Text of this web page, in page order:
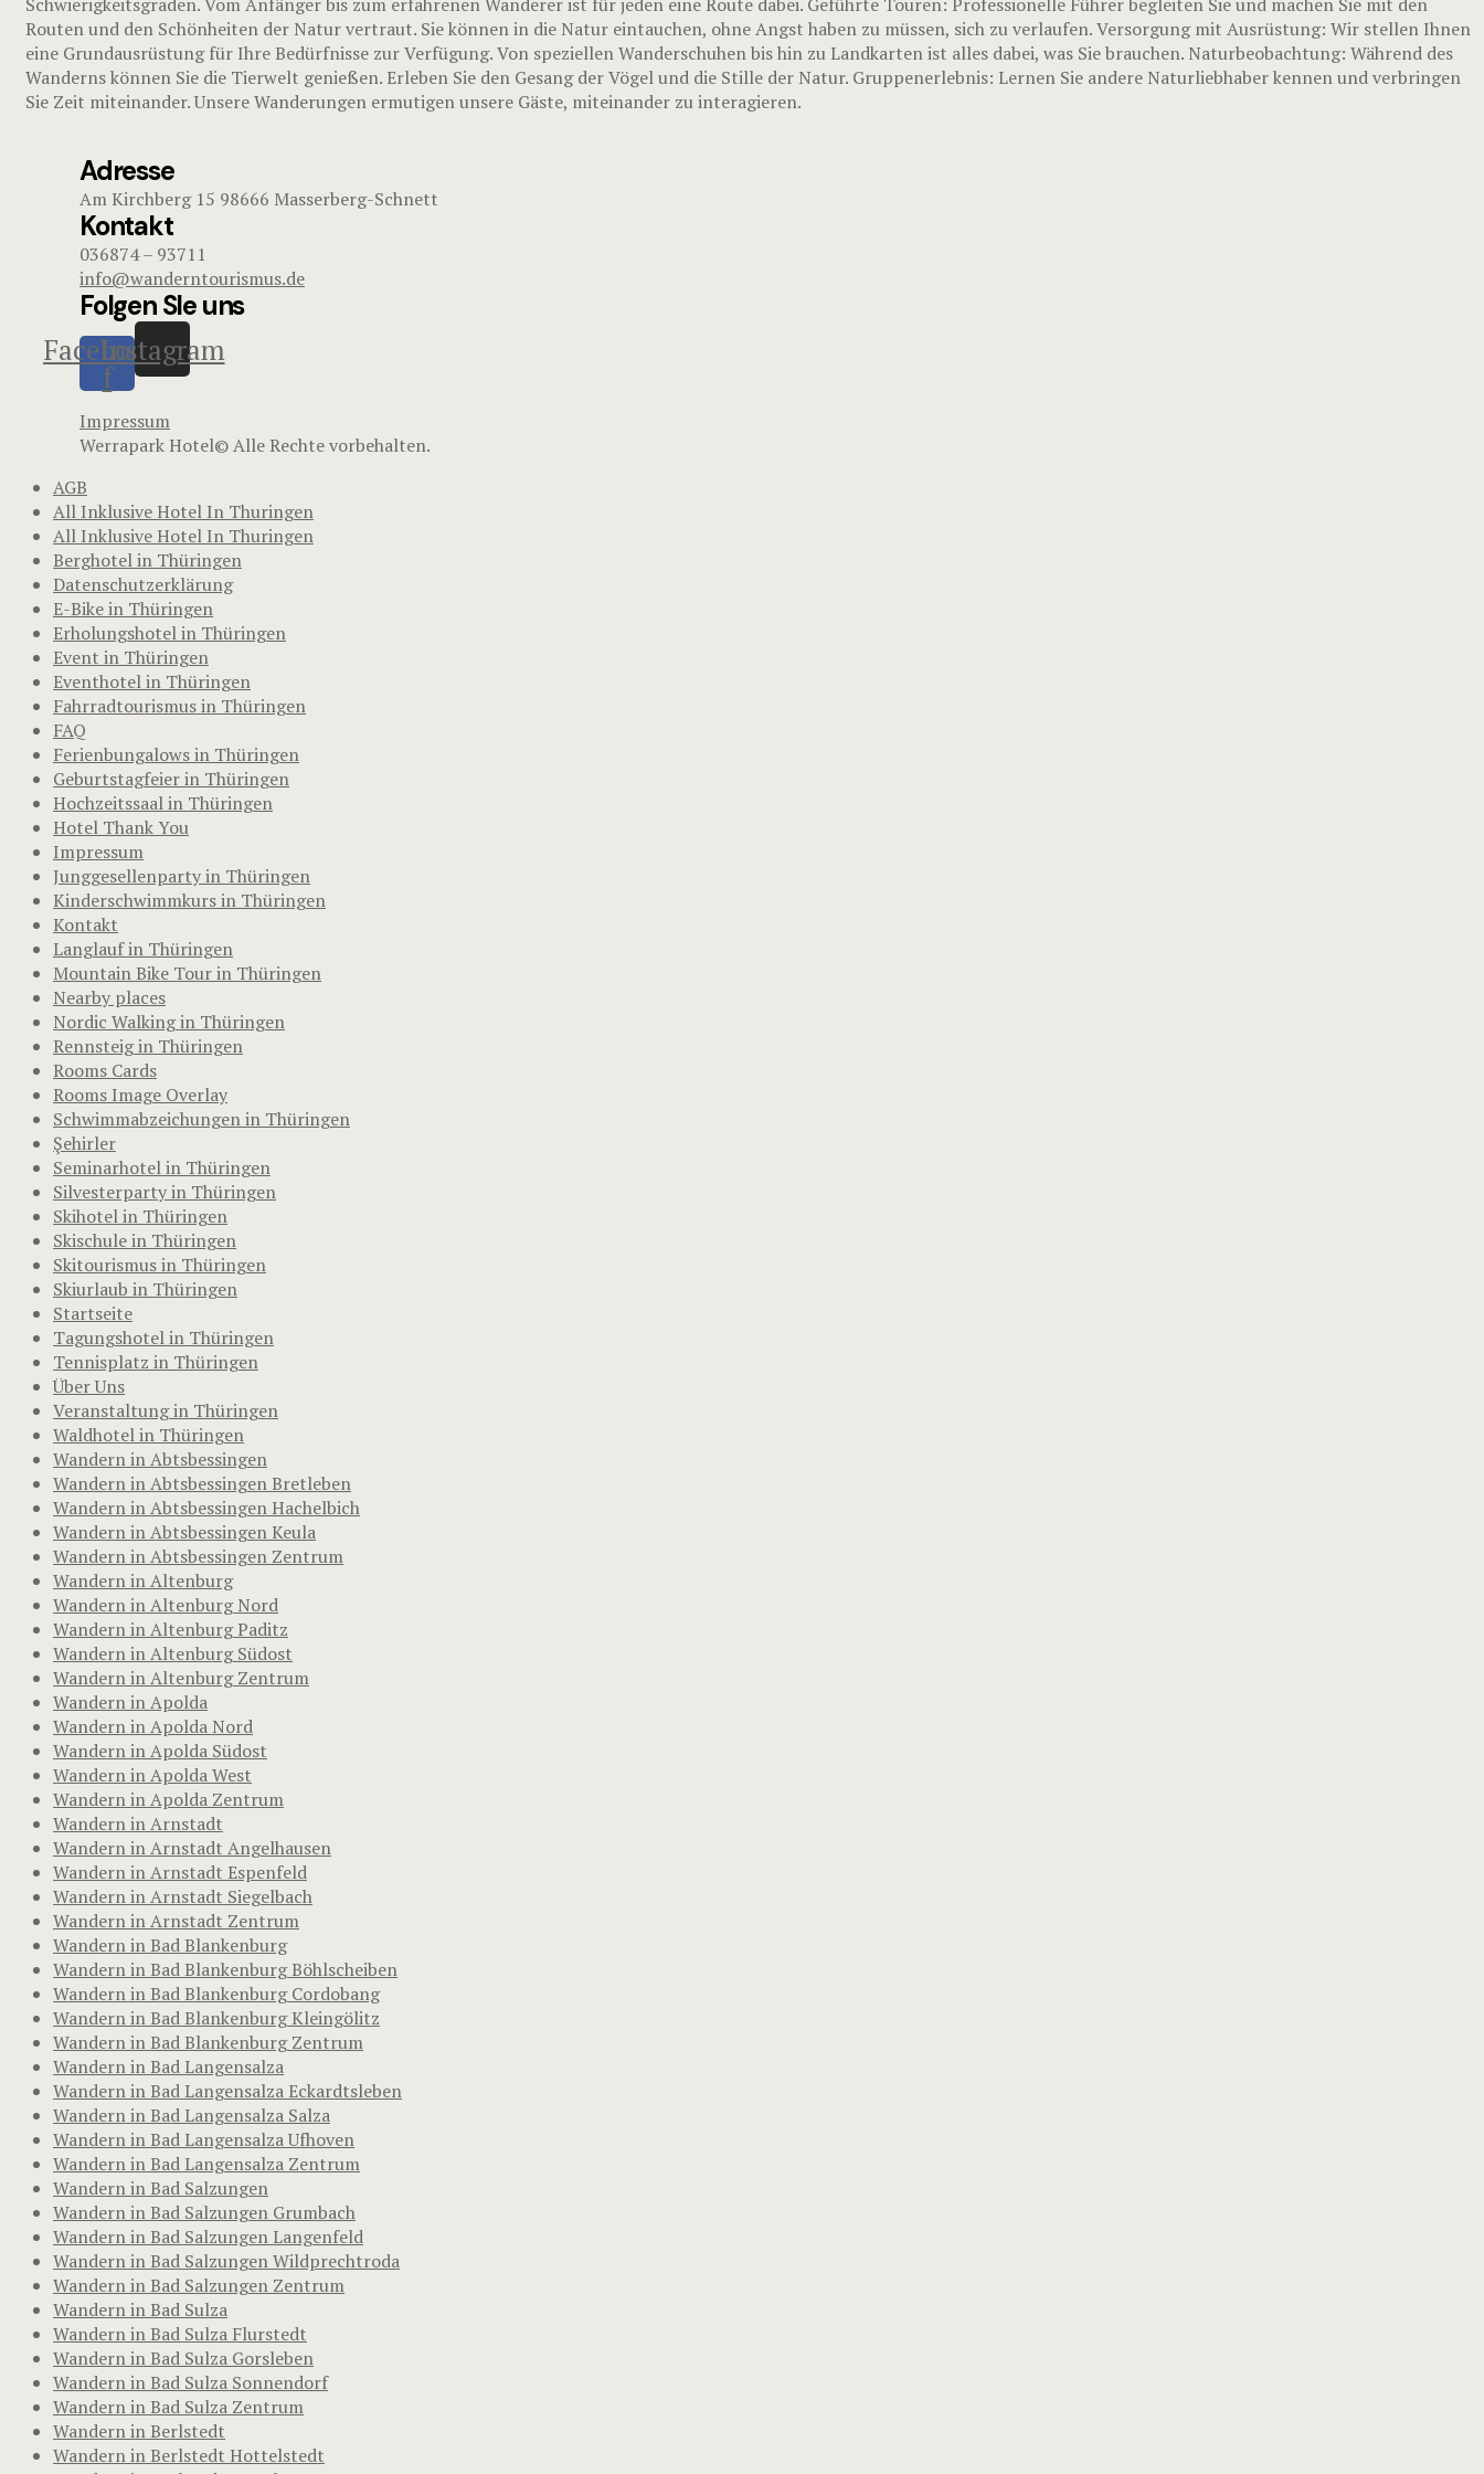
Routen und den Schönheiten der Natur vertraut. Sie können in die Natur eintauchen, ohne Angst haben zu müssen, sich zu verlaufen. Versorgung mit Ausrüstung: Wir stellen Ihnen
eine Grundausrüstung für Ihre Bedürfnisse zur Verfügung. Von speziellen Wanderschuhen bis hin zu Landkarten ist alles dabei, was Sie brauchen. Naturbeobachtung: Während des
Wanderns können Sie die Tierwelt genießen. Erleben Sie den Gesang der Vögel und die Stille der Natur. Gruppenerlebnis: Lernen Sie andere Naturliebhaber kennen und verbringen
Sie Zeit miteinander. Unsere Wanderungen ermutigen unsere Gäste, miteinander zu interagieren.
Adresse
Am Kirchberg 15 98666 Masserberg-Schnett
Kontakt
036874 – 93711
info@wanderntourismus.de
Folgen SIe uns
Facebook-
f
Instagram
Impressum
Werrapark Hotel© Alle Rechte vorbehalten.
AGB
All Inklusive Hotel In Thuringen
All Inklusive Hotel In Thuringen
Berghotel in Thüringen
Datenschutzerklärung
E-Bike in Thüringen
Erholungshotel in Thüringen
Event in Thüringen
Eventhotel in Thüringen
Fahrradtourismus in Thüringen
FAQ
Ferienbungalows in Thüringen
Geburtstagfeier in Thüringen
Hochzeitssaal in Thüringen
Hotel Thank You
Impressum
Junggesellenparty in Thüringen
Kinderschwimmkurs in Thüringen
Kontakt
Langlauf in Thüringen
Mountain Bike Tour in Thüringen
Nearby places
Nordic Walking in Thüringen
Rennsteig in Thüringen
Rooms Cards
Rooms Image Overlay
Schwimmabzeichungen in Thüringen
Şehirler
Seminarhotel in Thüringen
Silvesterparty in Thüringen
Skihotel in Thüringen
Skischule in Thüringen
Skitourismus in Thüringen
Skiurlaub in Thüringen
Startseite
Tagungshotel in Thüringen
Tennisplatz in Thüringen
Über Uns
Veranstaltung in Thüringen
Waldhotel in Thüringen
Wandern in Abtsbessingen
Wandern in Abtsbessingen Bretleben
Wandern in Abtsbessingen Hachelbich
Wandern in Abtsbessingen Keula
Wandern in Abtsbessingen Zentrum
Wandern in Altenburg
Wandern in Altenburg Nord
Wandern in Altenburg Paditz
Wandern in Altenburg Südost
Wandern in Altenburg Zentrum
Wandern in Apolda
Wandern in Apolda Nord
Wandern in Apolda Südost
Wandern in Apolda West
Wandern in Apolda Zentrum
Wandern in Arnstadt
Wandern in Arnstadt Angelhausen
Wandern in Arnstadt Espenfeld
Wandern in Arnstadt Siegelbach
Wandern in Arnstadt Zentrum
Wandern in Bad Blankenburg
Wandern in Bad Blankenburg Böhlscheiben
Wandern in Bad Blankenburg Cordobang
Wandern in Bad Blankenburg Kleingölitz
Wandern in Bad Blankenburg Zentrum
Wandern in Bad Langensalza
Wandern in Bad Langensalza Eckardtsleben
Wandern in Bad Langensalza Salza
Wandern in Bad Langensalza Ufhoven
Wandern in Bad Langensalza Zentrum
Wandern in Bad Salzungen
Wandern in Bad Salzungen Grumbach
Wandern in Bad Salzungen Langenfeld
Wandern in Bad Salzungen Wildprechtroda
Wandern in Bad Salzungen Zentrum
Wandern in Bad Sulza
Wandern in Bad Sulza Flurstedt
Wandern in Bad Sulza Gorsleben
Wandern in Bad Sulza Sonnendorf
Wandern in Bad Sulza Zentrum
Wandern in Berlstedt
Wandern in Berlstedt Hottelstedt